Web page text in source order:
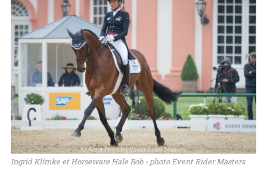
Ingrid Klimke et Horseware Hale Bob - photo Event Rider Masters